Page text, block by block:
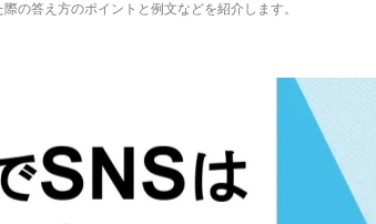
の答え方のポイントと例文などを紹介します。